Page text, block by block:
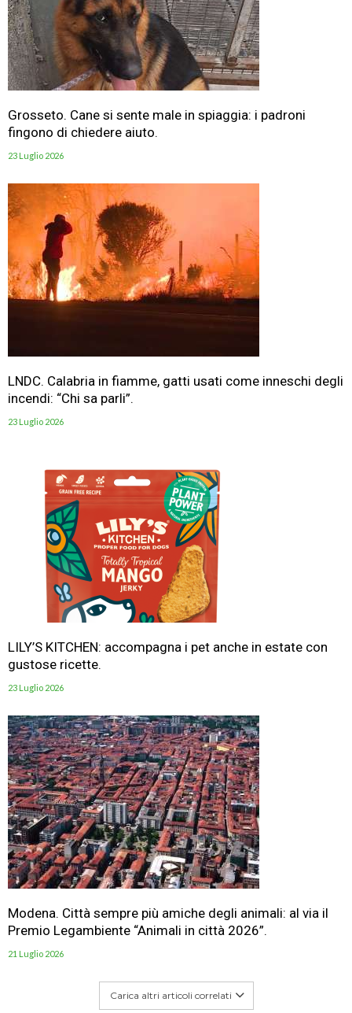
Grosseto. Cane si sente male in spiaggia: i padroni
fingono di chiedere aiuto.
23 Luglio 2026
LNDC. Calabria in fiamme, gatti usati come inneschi degli
incendi: “Chi sa parli”.
23 Luglio 2026
LILY’S KITCHEN: accompagna i pet anche in estate con
gustose ricette.
23 Luglio 2026
Modena. Città sempre più amiche degli animali: al via il
Premio Legambiente “Animali in città 2026”.
21 Luglio 2026
Carica altri articoli correlati